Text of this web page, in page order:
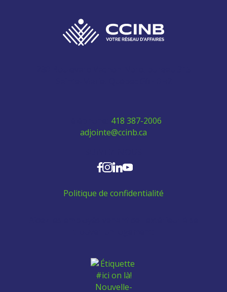
418 387-2006
adjointe@ccinb.ca
Politique de confidentialité